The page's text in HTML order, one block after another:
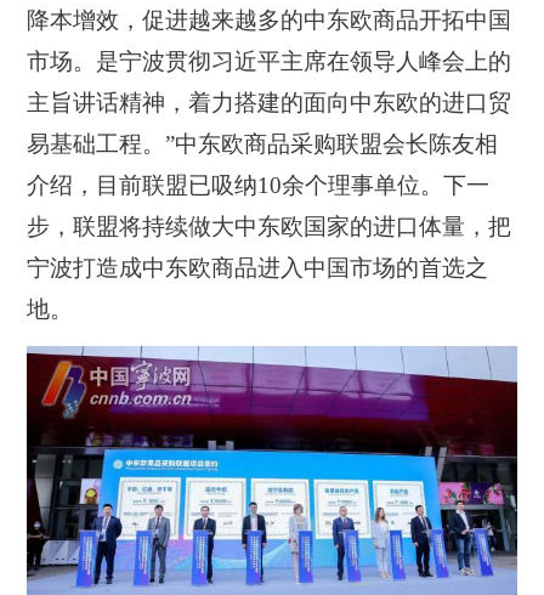
降本增效，促进越来越多的中东欧商品开拓中国
市场。是宁波贯彻习近平主席在领导人峰会上的
主旨讲话精神，着力搭建的面向中东欧的进口贸
易基础工程。”中东欧商品采购联盟会长陈友相
介绍，目前联盟已吸纳10余个理事单位。下一
步，联盟将持续做大中东欧国家的进口体量，把
宁波打造成中东欧商品进入中国市场的首选之
地。